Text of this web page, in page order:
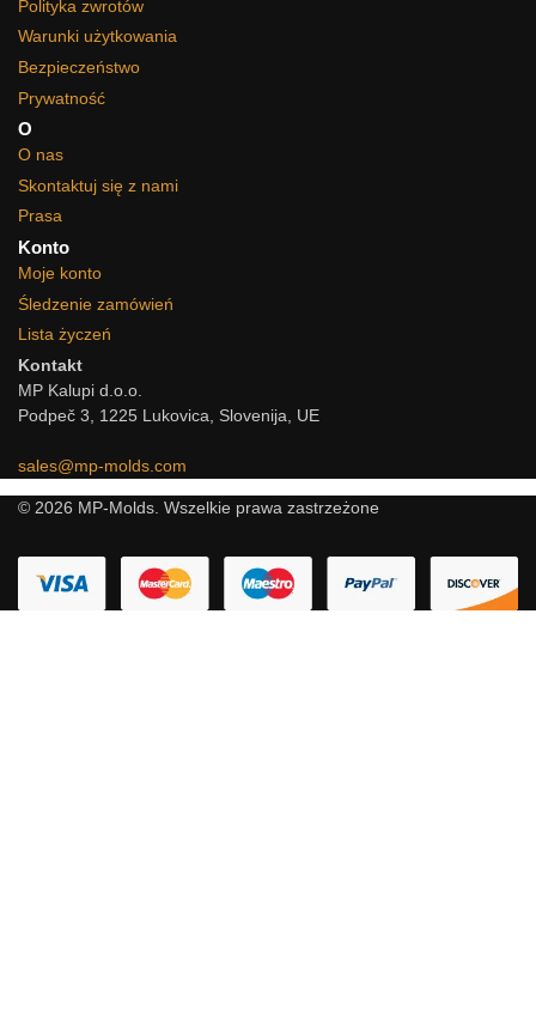
Polityka zwrotów
Warunki użytkowania
Bezpieczeństwo
Prywatność
O
O nas
Skontaktuj się z nami
Prasa
Konto
Moje konto
Śledzenie zamówień
Lista życzeń
Kontakt
MP Kalupi d.o.o.
Podpeč 3, 1225 Lukovica, Slovenija, UE
sales@mp-molds.com
© 2026 MP-Molds. Wszelkie prawa zastrzeżone